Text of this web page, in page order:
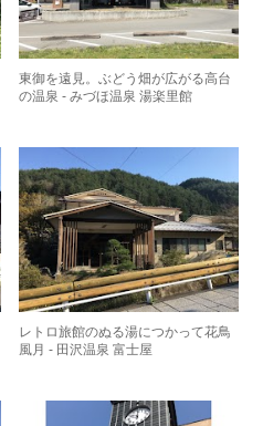
東御を遠見。ぶどう畑が広がる高台
の温泉 - みづほ温泉 湯楽里館
レトロ旅館のぬる湯につかって花鳥
風月 - 田沢温泉 富士屋